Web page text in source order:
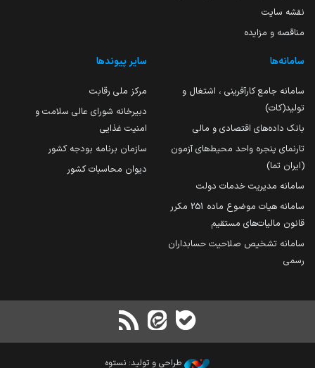
نقشه سایت
مناقصه و مزایده
سامانه‌ها
سامانه جامع کارآفرینی ، اشتغال و
تولید(کات)
بانک داده‌های اقتصادی و مالی
تارنمای پنجره واحد محیط‌های آزمون
(ایران تما)
سامانه مدیریت خدمات دولت
سامانه هیات موضوع ماده 251 مکرر
قانون مالیات‌های مستقیم
سامانه تشخیص صلاحیت حسابداران
رسمی
سایر پیوندها
مرکز ملی رقابت
دبیرخانه شورای عالی سلامت و
امنیت غذایی
سازمان برنامه بودجه کشور
دیوان محاسبات کشور
طراحی و تولید: نستوه